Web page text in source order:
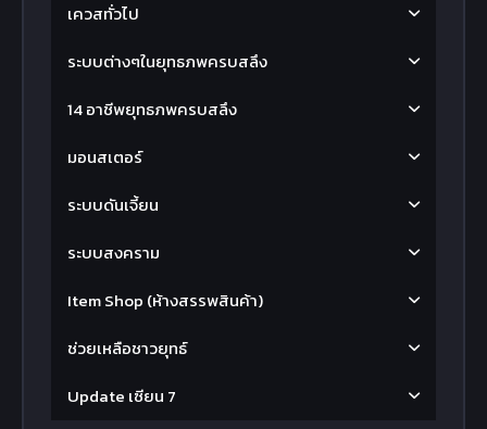
เควสทั่วไป
ระบบต่างๆในยุทธภพครบสลึง
14 อาชีพยุทธภพครบสลึง
มอนสเตอร์
ระบบดันเจี้ยน
ระบบสงคราม
Item Shop (ห้างสรรพสินค้า)
ช่วยเหลือชาวยุทธ์
Update เซียน 7